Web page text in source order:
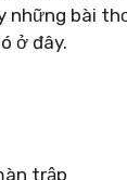
những bài
ở đây.
trập